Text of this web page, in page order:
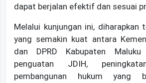
dapat berjalan efektif dan sesuai
Melalui kunjungan ini, diharapkan
yang semakin kuat antara
dan DPRD Kabupaten
penguatan JDIH,
pembangunan hukum yang